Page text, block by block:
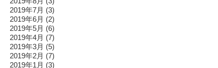
2019年7月 (3)
2019年6月 (2)
2019年5月 (6)
2019年4月 (7)
2019年3月 (5)
2019年2月 (7)
2019年1月 (3)